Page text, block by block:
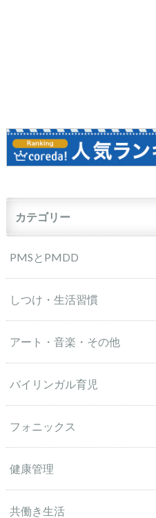
カテゴリー
PMSとPMDD
しつけ・生活習慣
アート・音楽・その他
バイリンガル育児
フォニックス
健康管理
共働き生活